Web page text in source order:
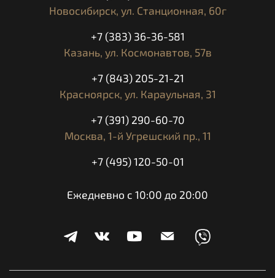
Новосибирск, ул. Станционная, 60г
+7 (383) 36-36-581
Казань, ул. Космонавтов, 57в
+7 (843) 205-21-21
Красноярск, ул. Караульная, 31
+7 (391) 290-60-70
Москва, 1-й Угрешский пр., 11
+7 (495) 120-50-01
Ежедневно с 10:00 до 20:00